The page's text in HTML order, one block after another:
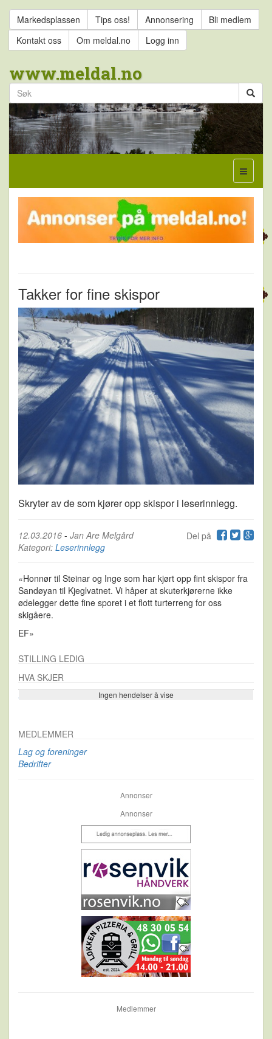
Markedsplassen Tips oss! Annonsering
Bli medlem
Kontakt oss
Om meldal.no Logg inn
www.meldal.no
Takker for fine skispor
Skryter av de som kjører opp skispor i leserinnlegg.
Del på
12.03.2016 - Jan Are Melgård
Kategori: Leserinnlegg
«Honnør til Steinar og Inge som har kjørt opp fint skispor fra
Sandøyan til Kjeglvatnet. Vi håper at skuterkjørerne ikke
ødelegger dette fine sporet i et flott turterreng for oss
skigåere.
EF»
STILLING LEDIG
HVA SKJER
Ingen hendelser å vise
Se flere…
MEDLEMMER
Lag og foreninger
Bedrifter
Annonser
Annonser
Medlemmer